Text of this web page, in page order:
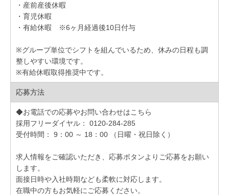
・産前産後休暇
・育児休暇
・有給休暇 ※6ヶ月経過後10日付与
※グループ単位でシフトを組んでいるため、休みの日程も調
整しやすい環境です。
※有給休暇取得推奨中です。
応募方法
◆お電話での応募やお問い合わせはこちら
採用フリーダイヤル： 0120-284-285
受付時間： 9：00 ～ 18：00 （日曜・祝日除く）
求人情報をご確認いただき、応募ボタンよりご応募をお願い
します。
面接日時や入社時期なども柔軟に対応します。
在職中の方もお気軽にご応募ください。